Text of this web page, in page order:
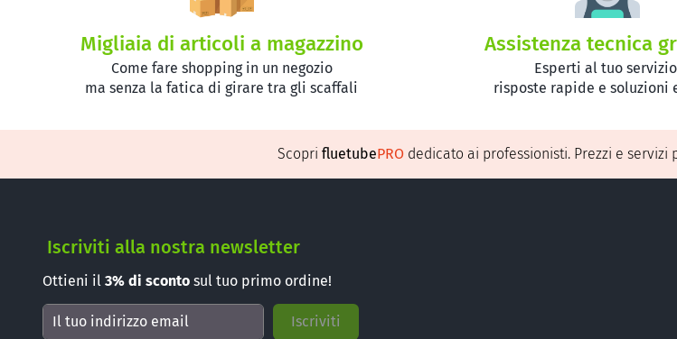
Migliaia di articoli a magazzino
Come fare shopping in un negozio
ma senza la fatica di girare tra gli scaffali
Assistenza tecnica
Esperti al tuo
risposte rapide e soluzioni
Scopri fluetubePRO dedicato ai professionisti. Prezzi e servizi
Iscriviti alla nostra newsletter
Ottieni il 3% di sconto sul tuo primo ordine!